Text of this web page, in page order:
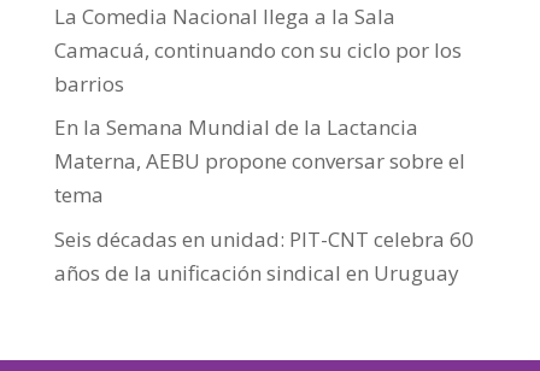
La Comedia Nacional llega a la Sala
Camacuá, continuando con su ciclo por los
barrios
En la Semana Mundial de la Lactancia
Materna, AEBU propone conversar sobre el
tema
Seis décadas en unidad: PIT-CNT celebra 60
años de la unificación sindical en Uruguay